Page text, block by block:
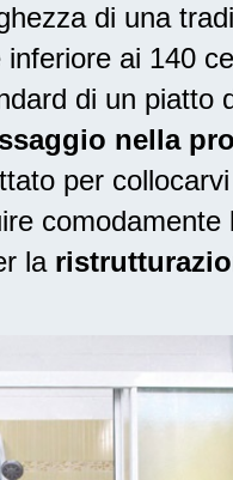
di una
ai 140
di un piatto
nella
per
la